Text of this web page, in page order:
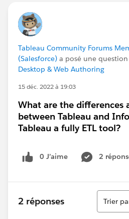
Tableau Community Forums
(Salesforce) a posé une
Desktop & Web Authoring
15 déc. 2022 à 19:03
What are the differences
between Tableau and
Tableau a fully ETL tool?
0 J’aime 2
2 réponses
Tri
Trier